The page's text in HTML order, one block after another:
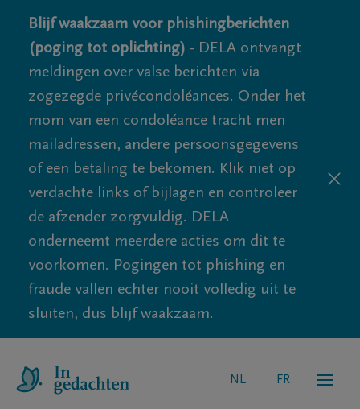
Blijf waakzaam voor phishingberichten
(poging tot oplichting) - DELA ontvangt
meldingen over valse berichten via
zogezegde privécondoléances. Onder het
mom van een condoléance tracht men
mailadressen, andere persoonsgegevens
of een betaling te bekomen. Klik niet op
verdachte links of bijlagen en controleer
de afzender zorgvuldig. DELA
onderneemt meerdere acties om dit te
voorkomen. Pogingen tot phishing en
fraude vallen echter nooit volledig uit te
sluiten, dus blijf waakzaam.
NL FR